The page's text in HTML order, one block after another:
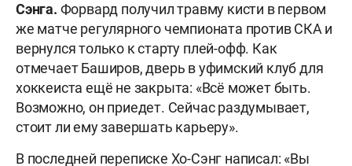
Сэнга. Форвард получил травму кисти в первом
же матче регулярного чемпионата против СКА и
вернулся только к старту плей-офф. Как
отмечает Баширов, дверь в уфимский клуб для
хоккеиста ещё не закрыта: «Всё может быть.
Возможно, он приедет. Сейчас раздумывает,
стоит ли ему завершать карьеру».
В последней переписке Хо-Сэнг написал: «Вы